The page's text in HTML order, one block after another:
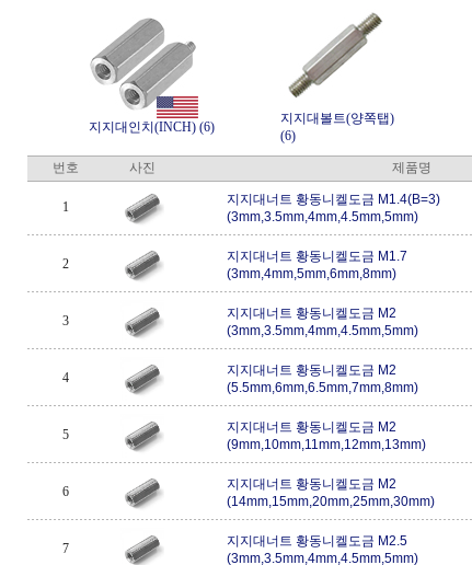
지지대인치(INCH) (6)
지지대볼트(양쪽탭)
(6)
번호 사진 제품명
1
지지대너트 황동니켈도금 M1.4(B=3)
(3mm,3.5mm,4mm,4.5mm,5mm)
2
지지대너트 황동니켈도금 M1.7
(3mm,4mm,5mm,6mm,8mm)
3
지지대너트 황동니켈도금 M2
(3mm,3.5mm,4mm,4.5mm,5mm)
4
지지대너트 황동니켈도금 M2
(5.5mm,6mm,6.5mm,7mm,8mm)
5
지지대너트 황동니켈도금 M2
(9mm,10mm,11mm,12mm,13mm)
6
지지대너트 황동니켈도금 M2
(14mm,15mm,20mm,25mm,30mm)
7
지지대너트 황동니켈도금 M2.5
(3mm,3.5mm,4mm,4.5mm,5mm)